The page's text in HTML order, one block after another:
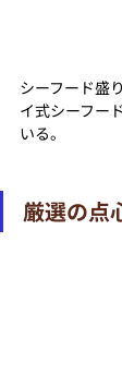
シーフード盛
イ式シーフー
いる。
厳選の点